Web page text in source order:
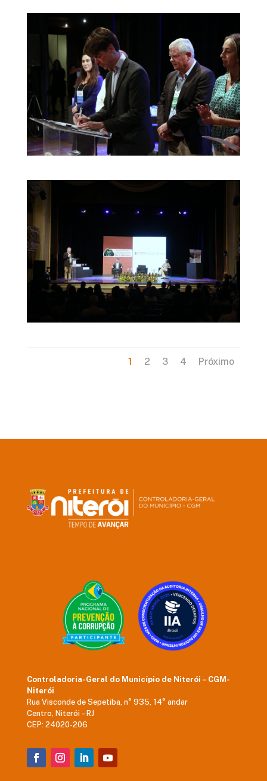
1 2 3 4 Próximo
Controladoria-Geral do Município de Niterói – CGM-
Niterói
Rua Visconde de Sepetiba, n° 935, 14° andar
Centro, Niterói – RJ
CEP: 24020-206